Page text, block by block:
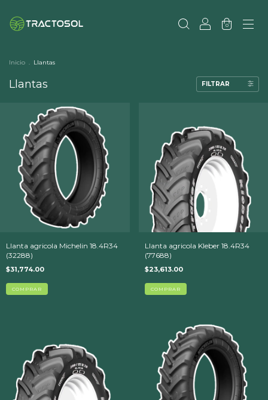
0
Inicio . Llantas
Llantas FILTRAR
Llanta agricola Michelin 18.4R34
(32288)
$31,774.00
Llanta agricola Kleber 18.4R34
(77688)
$23,613.00